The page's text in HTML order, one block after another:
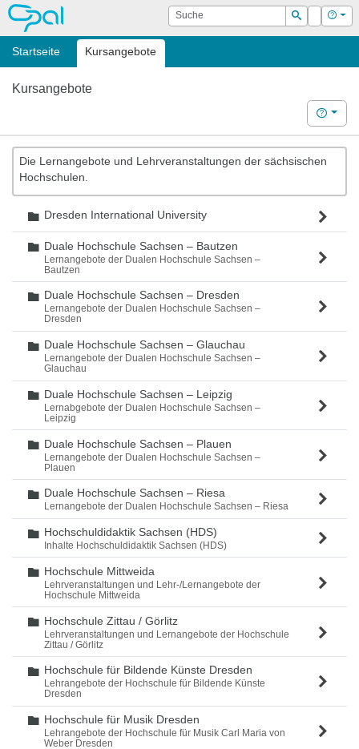
OPAL Suche
Suchen
Login Hilfe
Startseite Kursangebote
Kursangebote
Hilfe
Die Lernangebote und Lehrveranstaltungen der sächsischen
Hochschulen.
Ordner
Dresden International University
Ordner
Duale Hochschule Sachsen – Bautzen
Lernangebote der Dualen Hochschule Sachsen –
Bautzen
Ordner
Duale Hochschule Sachsen – Dresden
Lernangebote der Dualen Hochschule Sachsen –
Dresden
Ordner
Duale Hochschule Sachsen – Glauchau
Lernangebote der Dualen Hochschule Sachsen –
Glauchau
Ordner
Duale Hochschule Sachsen – Leipzig
Lernabgebote der Dualen Hochschule Sachsen –
Leipzig
Ordner
Duale Hochschule Sachsen – Plauen
Lernangebote der Dualen Hochschule Sachsen –
Plauen
Ordner
Duale Hochschule Sachsen – Riesa
Lernangebote der Dualen Hochschule Sachsen – Riesa
Ordner
Hochschuldidaktik Sachsen (HDS)
Inhalte Hochschuldidaktik Sachsen (HDS)
Ordner
Hochschule Mittweida
Lehrveranstaltungen und Lehr-/Lernangebote der
Hochschule Mittweida
Ordner
Hochschule Zittau / Görlitz
Lehrveranstaltungen und Lernangebote der Hochschule
Zittau / Görlitz
Ordner
Hochschule für Bildende Künste Dresden
Lehrangebote der Hochschule für Bildende Künste
Dresden
Ordner
Hochschule für Musik Dresden
Lehrangebote der Hochschule für Musik Carl Maria von
Weber Dresden